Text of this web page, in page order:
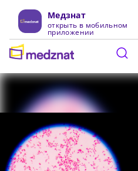
Медзнат
открыть в мобильном
приложении